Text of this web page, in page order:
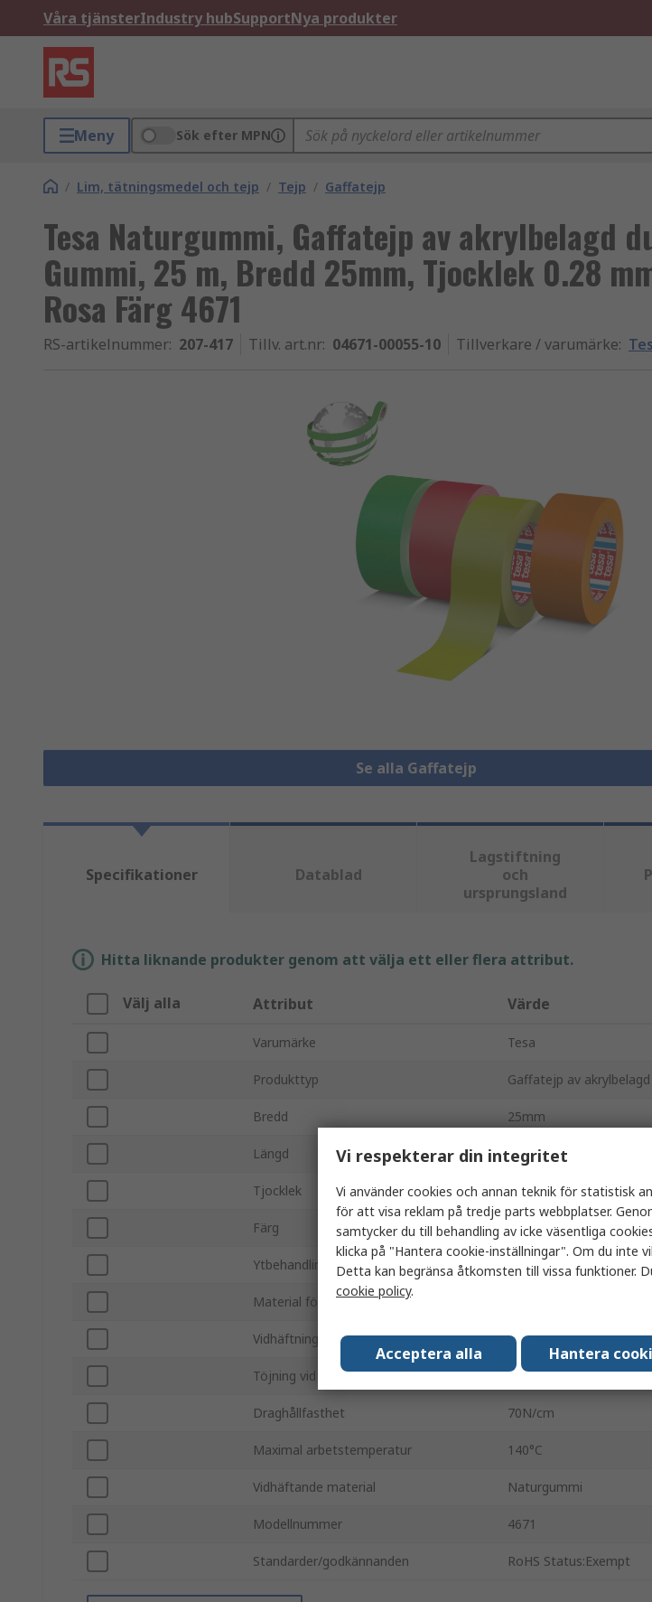
Våra tjänsterIndustry hubSupportNya produkter
Meny Sök efter MPN
/ Lim, tätningsmedel och tejp / Tejp / Gaffatejp
Tesa Naturgummi, Gaffatejp av akrylbelagd
Gummi, 25 m, Bredd 25mm, Tjocklek 0.28
Rosa Färg 4671
RS-artikelnummer: 207-417 Tillv. art.nr: 04671-00055-10 Tillverkare / varumärke:
Se alla Gaffatejp
Specifikationer Datablad
Lagstiftning
och
ursprungsland
Hitta liknande produkter genom att välja ett eller flera attribut.
Välj alla Attribut Värde
Varumärke Tesa
Produkttyp Gaffatejp av
Bredd 25mm
Längd 25m
Tjocklek 0.28mm
Färg Rosa
Ytbehandling Gummi
Material för baksida
Vidhäftningsstyrka 3.8N/cm
Töjning vid brott 9%
Draghållfasthet 70N/cm
Maximal arbetstemperatur 140°C
Vidhäftande material Naturgummi
Modellnummer 4671
Standarder/godkännanden RoHS Status:Exempt
Vi respekterar din integritet
Vi använder cookies och annan teknik för statistisk
för att visa reklam på tredje parts webbplatser.
samtycker du till behandling av icke väsentliga
klicka på "Hantera cookie-inställningar". Om du inte
Detta kan begränsa åtkomsten till vissa funktioner.
cookie policy.
Acceptera alla Hantera